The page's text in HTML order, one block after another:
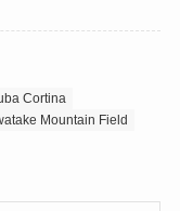
Cortina
Mountain Field